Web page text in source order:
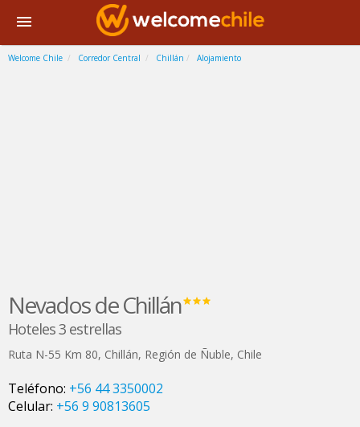
Welcome Chile Corredor Central Chillán Alojamiento
Nevados de Chillán
Hoteles 3 estrellas
Ruta N-55 Km 80, Chillán, Región de Ñuble, Chile
Teléfono: +56 44 3350002
Celular: +56 9 90813605